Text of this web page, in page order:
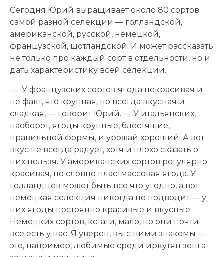
Сегодня Юрий выращивает около 80 сортов
самой разной селекции — голландской,
американской, русской, немецкой,
французской, шотландской. И может рассказать
не только про каждый сорт в отдельности, но и
дать характеристику всей селекции.
— У французских сортов ягода некрасивая и
не факт, что крупная, но всегда вкусная и
сладкая, — говорит Юрий. — У итальянских,
наоборот, ягоды крупные, блестящие,
правильной формы, и урожай хороший. А вот
вкус не всегда радует, хотя и плохо сказать о
них нельзя. У американских сортов регулярно
красивая, но словно пластмассовая ягода. У
голландцев может быть все что угодно, а вот
немецкая селекция никогда не подводит — у
них ягоды постоянно красивые и вкусные.
Немецких сортов, кстати, мало, но они почти
все есть у нас. Я уверен, вы с ними знакомы —
это, например, любимые среди иркутян зенга-